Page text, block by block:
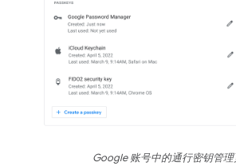
Google 账号中的通行密钥管理